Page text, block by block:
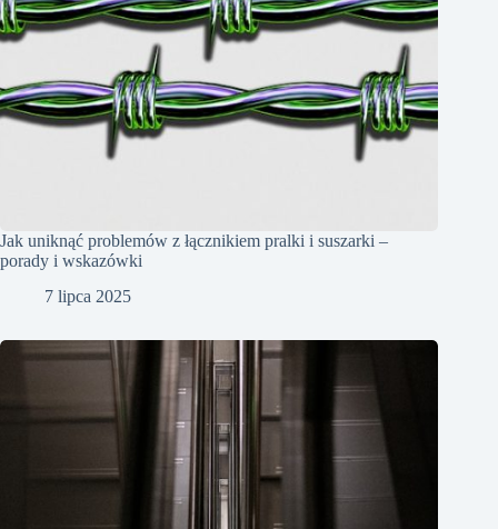
Jak uniknąć problemów z łącznikiem pralki i suszarki –
porady i wskazówki
7 lipca 2025